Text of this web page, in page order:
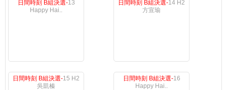
日間時刻 B組決選-13
Happy Hai..
日間時刻 B組決選-14 H2
方宣瑜
日間時刻 B組決選-15 H2
吳凱榛
日間時刻 B組決選-16
Happy Hai..